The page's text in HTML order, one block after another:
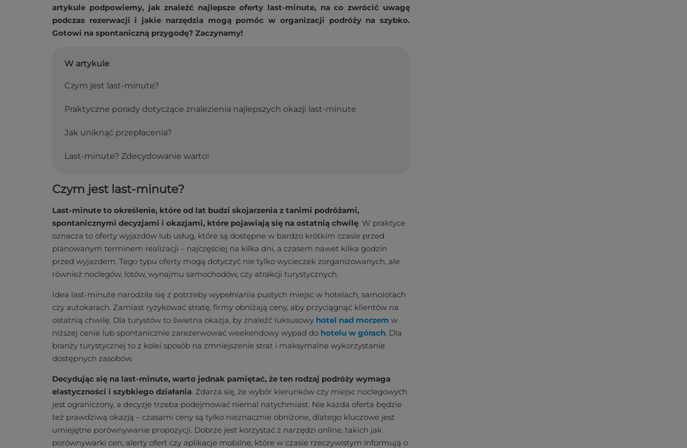
artykule podpowiemy, jak znaleźć najlepsze oferty last-minute, na co zwrócić uwagę
podczas rezerwacji i jakie narzędzia mogą pomóc w organizacji podróży na szybko.
Gotowi na spontaniczną przygodę? Zaczynamy!
W artykule
Czym jest last-minute?
Praktyczne porady dotyczące znalezienia najlepszych okazji last-minute
Jak uniknąć przepłacenia?
Last-minute? Zdecydowanie warto!
Czym jest last-minute?
Last-minute to określenie, które od lat budzi skojarzenia z tanimi podróżami,
spontanicznymi decyzjami i okazjami, które pojawiają się na ostatnią chwilę. W praktyce
oznacza to oferty wyjazdów lub usług, które są dostępne w bardzo krótkim czasie przed
planowanym terminem realizacji – najczęściej na kilka dni, a czasem nawet kilka godzin
przed wyjazdem. Tego typu oferty mogą dotyczyć nie tylko wycieczek zorganizowanych, ale
również noclegów, lotów, wynajmu samochodów, czy atrakcji turystycznych.
Idea last-minute narodziła się z potrzeby wypełniania pustych miejsc w hotelach, samolotach
czy autokarach. Zamiast ryzykować stratę, firmy obniżają ceny, aby przyciągnąć klientów na
ostatnią chwilę. Dla turystów to świetna okazja, by znaleźć luksusowy hotel nad morzem w
niższej cenie lub spontanicznie zarezerwować weekendowy wypad do hotelu w górach. Dla
branży turystycznej to z kolei sposób na zmniejszenie strat i maksymalne wykorzystanie
dostępnych zasobów.
Decydując się na last-minute, warto jednak pamiętać, że ten rodzaj podróży wymaga
elastyczności i szybkiego działania. Zdarza się, że wybór kierunków czy miejsc noclegowych
jest ograniczony, a decyzje trzeba podejmować niemal natychmiast. Nie każda oferta będzie
też prawdziwą okazją – czasami ceny są tylko nieznacznie obniżone, dlatego kluczowe jest
umiejętne porównywanie propozycji. Dobrze jest korzystać z narzędzi online, takich jak
porównywarki cen, alerty ofert czy aplikacje mobilne, które w czasie rzeczywistym informują o